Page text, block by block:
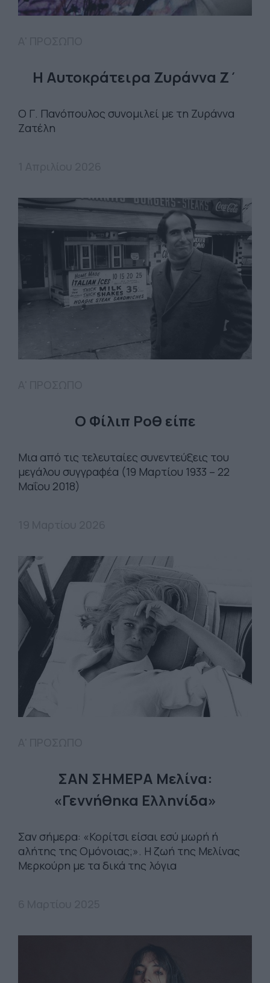
Η Αυτοκράτειρα Ζυράννα Ζ΄
O Γ. Πανόπουλος συνομιλεί με τη Ζυράννα
Ζατέλη
Ο Φίλιπ Ροθ είπε
Μια από τις τελευταίες συνεντεύξεις του
μεγάλου συγγραφέα (19 Μαρτίου 1933 – 22
Μαΐου 2018)
ΣΑΝ ΣΗΜΕΡΑ Μελίνα:
«Γεννήθηκα Ελληνίδα»
Σαν σήμερα: «Κορίτσι είσαι εσύ μωρή ή
αλήτης της Ομόνοιας;». Η ζωή της Μελίνας
Μερκούρη με τα δικά της λόγια